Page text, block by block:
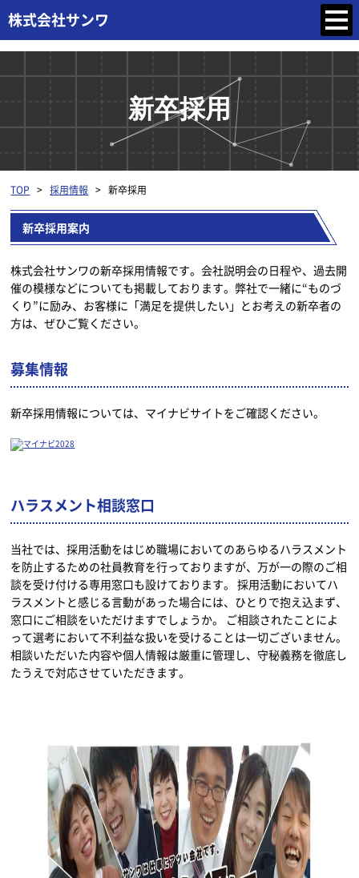
新卒採用
TOP >採用情報 >新卒採用
新卒採用案内
株式会社サンワの新卒採用情報です。会社説明会の日程や、過去開
催の模様などについても掲載しております。弊社で一緒に“ものづ
くり”に励み、お客様に「満足を提供したい」とお考えの新卒者の
方は、ぜひご覧ください。
募集情報
新卒採用情報については、マイナビサイトをご確認ください。
ハラスメント相談窓口
当社では、採用活動をはじめ職場においてのあらゆるハラスメント
を防止するための社員教育を行っておりますが、万が一の際のご相
談を受け付ける専用窓口も設けております。 採用活動においてハ
ラスメントと感じる言動があった場合には、ひとりで抱え込まず、
窓口にご相談をいただけますでしょうか。 ご相談されたことによ
って選考において不利益な扱いを受けることは一切ございません。
相談いただいた内容や個人情報は厳重に管理し、守秘義務を徹底し
たうえで対応させていただきます。